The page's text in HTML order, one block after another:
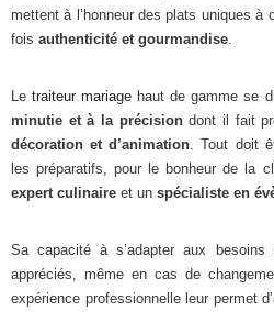
mettent à l’honneur des plats uniques à
fois authenticité et gourmandise
Letraiteur mariage haut de gamme se
minutie et à la précisiondont il fait
décoration et d’animation . Tout doit
les préparatifs, pour le bonheur de la
expert culinaire et un spécialiste en
Sa capacité à s’adapter aux
appréciés, même en cas de
expérience professionnelle leur permet